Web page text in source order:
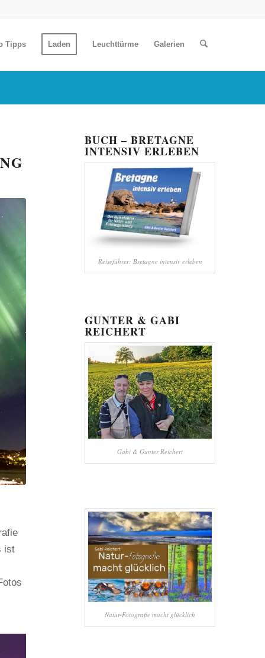
Tipps Laden Leuchttürme Galerien
ist
BUCH – BRETAGNE
INTENSIV ERLEBEN
Reiseführer: Bretagne intensiv erleben
GUNTER & GABI
REICHERT
Gabi & Gunter Reichert
Natur-Fotografie macht glücklich